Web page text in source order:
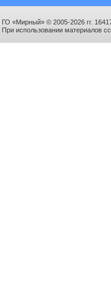
ГО «Мирный» © 2005-2026 гг.
При использовании материалов